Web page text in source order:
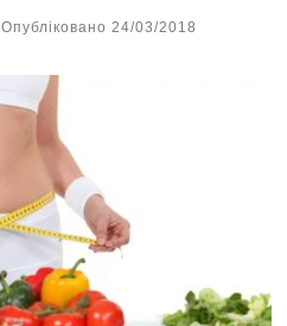
Опубліковано 24/03/2018